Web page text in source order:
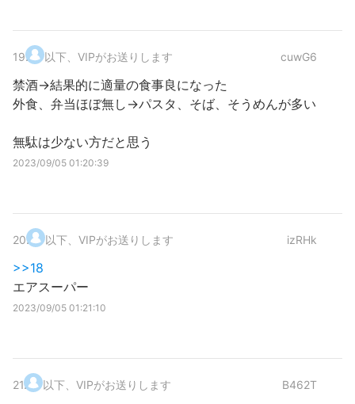
19. 以下、VIPがお送りします cuwG6
禁酒→結果的に適量の食事良になった
外食、弁当ほぼ無し→パスタ、そば、そうめんが多い
無駄は少ない方だと思う
2023/09/05 01:20:39
20. 以下、VIPがお送りします izRHk
>>18
エアスーパー
2023/09/05 01:21:10
21. 以下、VIPがお送りします B462T